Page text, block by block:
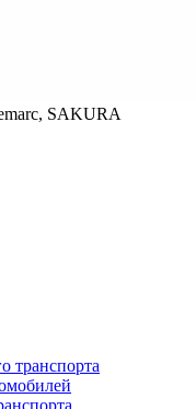
SAKURA
транспорта